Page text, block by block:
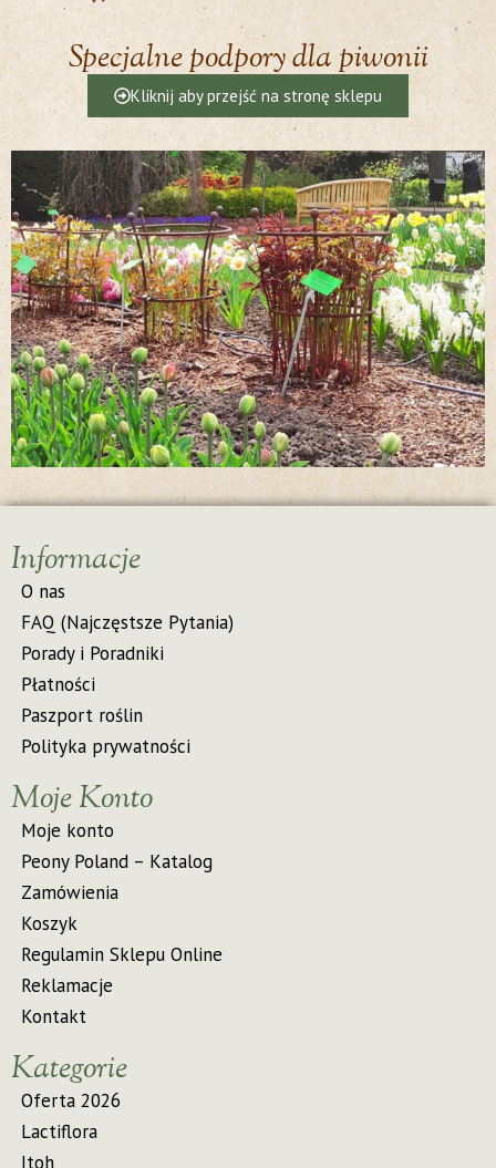
Specjalne podpory dla piwonii
Kliknij aby przejść na stronę sklepu
Informacje
O nas
FAQ (Najczęstsze Pytania)
Porady i Poradniki
Płatności
Paszport roślin
Polityka prywatności
Moje Konto
Moje konto
Peony Poland – Katalog
Zamówienia
Koszyk
Regulamin Sklepu Online
Reklamacje
Kontakt
Kategorie
Oferta 2026
Lactiflora
Itoh